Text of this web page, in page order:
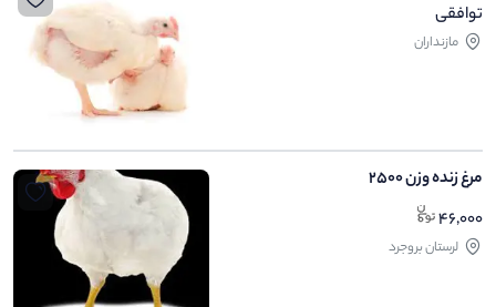
توافقی
مازنداران
مرغ زنده وزن ۲۵۰۰
46,000
لرستان بروجرد